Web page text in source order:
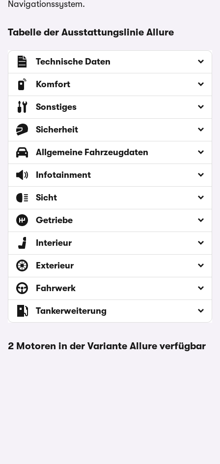
Navigationssystem.
Tabelle der Ausstattungslinie Allure
Technische Daten
Komfort
Sonstiges
Sicherheit
Allgemeine Fahrzeugdaten
Infotainment
Sicht
Getriebe
Interieur
Exterieur
Fahrwerk
Tankerweiterung
2 Motoren in der Variante Allure verfügbar